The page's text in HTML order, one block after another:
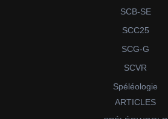
SCB-SE
SCC25
SCG-G
SCVR
Spéléologie
ARTICLES